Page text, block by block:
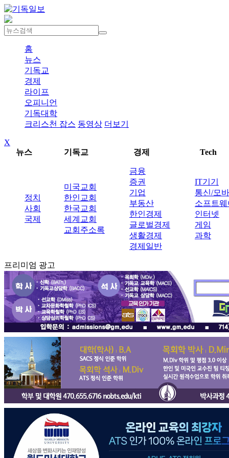
홈
뉴스
기독교
경제
라이프
오피니언
기독대학
크리스천 잡스 동영상 더보기
X
뉴스
기독교 경제 Tech
정치
사회
국제
미국교회
한인교회
한국교회
세계교회
교회주소록
금융
증권
기업
부동산
한인경제
글로벌경제
생활경제
경제일반
IT기기
통신/모
소프트웨
인터넷
게임
과학
프리미엄 광고